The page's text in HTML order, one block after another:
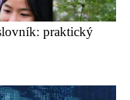
praktický